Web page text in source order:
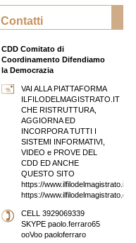
Contatti
CDD Comitato di
Coordinamento Difendiamo
la Democrazia
VAI ALLA PIATTAFORMA
ILFILODELMAGISTRATO.IT
CHE RISTRUTTURA,
AGGIORNA ED
INCORPORA TUTTI I
SISTEMI INFORMATIVI,
VIDEO e PROVE DEL
CDD ED ANCHE
QUESTO SITO
https://www.ilfilodelmagistrato.it/
https://www.ilfilodelmagistrato.com/
CELL 3929069339
SKYPE paolo.ferraro65
ooVoo paoloferraro